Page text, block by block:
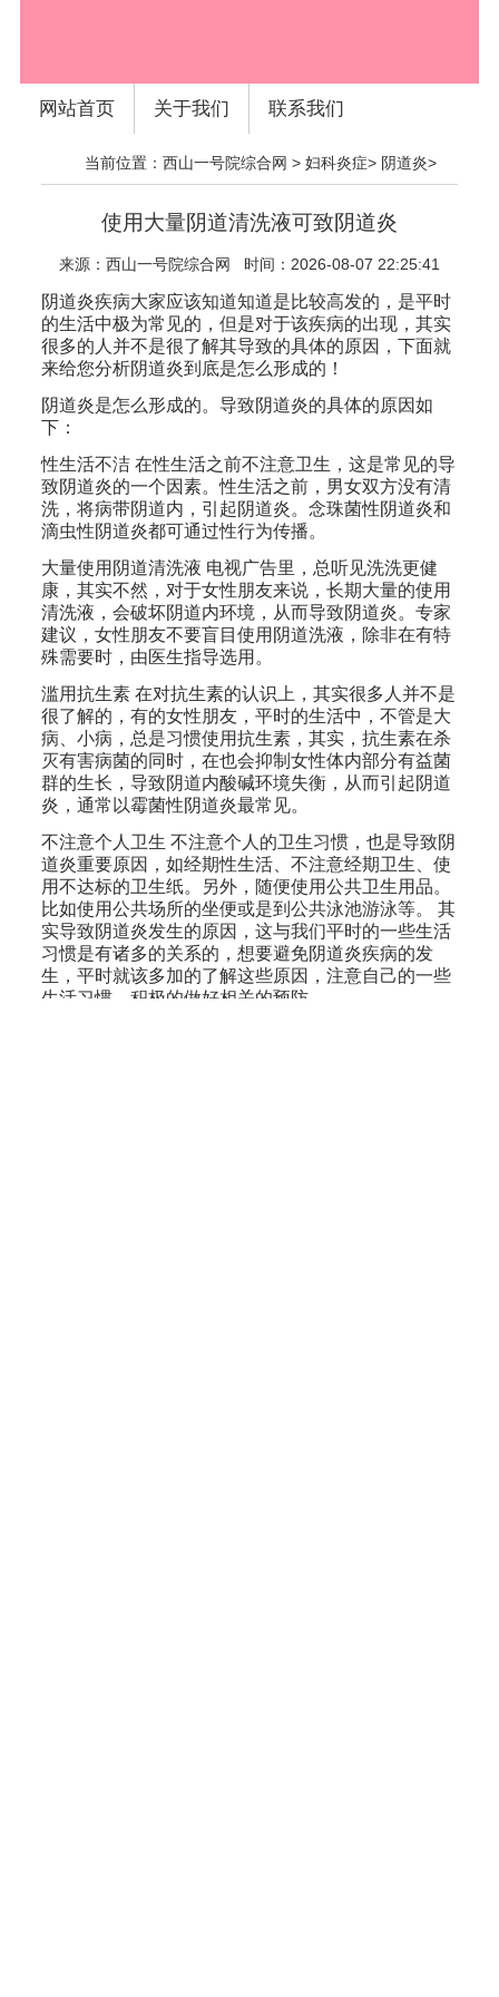
网站首页 关于我们 联系我们
当前位置：西山一号院综合网 >妇科炎症> 阴道炎>
使用大量阴道清洗液可致阴道炎
来源： 西山一号院综合网 时间：2026-08-07 22:25:41
阴道炎疾病大家应该知道知道是比较高发的，是平时
的生活中极为常见的，但是对于该疾病的出现，其实
很多的人并不是很了解其导致的具体的原因，下面就
来给您分析阴道炎到底是怎么形成的！
阴道炎是怎么形成的。导致阴道炎的具体的原因如
下：
性生活不洁 在性生活之前不注意卫生，这是常见的导
致阴道炎的一个因素。性生活之前，男女双方没有清
洗，将病带阴道内，引起阴道炎。念珠菌性阴道炎和
滴虫性阴道炎都可通过性行为传播。
大量使用阴道清洗液 电视广告里，总听见洗洗更健
康，其实不然，对于女性朋友来说，长期大量的使用
清洗液，会破坏阴道内环境，从而导致阴道炎。专家
建议，女性朋友不要盲目使用阴道洗液，除非在有特
殊需要时，由医生指导选用。
滥用抗生素 在对抗生素的认识上，其实很多人并不是
很了解的，有的女性朋友，平时的生活中，不管是大
病、小病，总是习惯使用抗生素，其实，抗生素在杀
灭有害病菌的同时，在也会抑制女性体内部分有益菌
群的生长，导致阴道内酸碱环境失衡，从而引起阴道
炎，通常以霉菌性阴道炎最常见。
不注意个人卫生 不注意个人的卫生习惯，也是导致阴
道炎重要原因，如经期性生活、不注意经期卫生、使
用不达标的卫生纸。另外，随便使用公共卫生用品。
比如使用公共场所的坐便或是到公共泳池游泳等。 其
实导致阴道炎发生的原因，这与我们平时的一些生活
习惯是有诸多的关系的，想要避免阴道炎疾病的发
生，平时就该多加的了解这些原因，注意自己的一些
生活习惯，积极的做好相关的预防。